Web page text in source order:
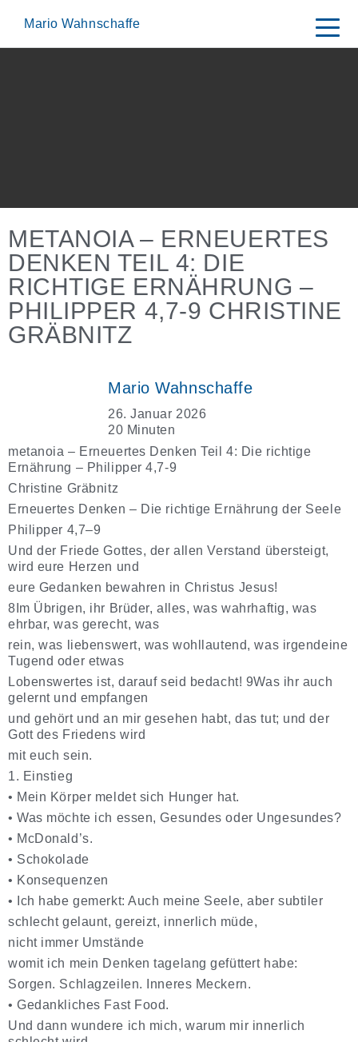
Mario Wahnschaffe
METANOIA – ERNEUERTES
DENKEN TEIL 4: DIE
RICHTIGE ERNÄHRUNG –
PHILIPPER 4,7-9 CHRISTINE
GRÄBNITZ
Mario Wahnschaffe
26. Januar 2026
20 Minuten
metanoia – Erneuertes Denken Teil 4: Die richtige
Ernährung – Philipper 4,7-9
Christine Gräbnitz
Erneuertes Denken – Die richtige Ernährung der Seele
Philipper 4,7–9
Und der Friede Gottes, der allen Verstand übersteigt,
wird eure Herzen und
eure Gedanken bewahren in Christus Jesus!
8Im Übrigen, ihr Brüder, alles, was wahrhaftig, was
ehrbar, was gerecht, was
rein, was liebenswert, was wohllautend, was irgendeine
Tugend oder etwas
Lobenswertes ist, darauf seid bedacht! 9Was ihr auch
gelernt und empfangen
und gehört und an mir gesehen habt, das tut; und der
Gott des Friedens wird
mit euch sein.
1. Einstieg
• Mein Körper meldet sich Hunger hat.
• Was möchte ich essen, Gesundes oder Ungesundes?
• McDonald’s.
• Schokolade
• Konsequenzen
• Ich habe gemerkt: Auch meine Seele, aber subtiler
schlecht gelaunt, gereizt, innerlich müde,
nicht immer Umstände
womit ich mein Denken tagelang gefüttert habe:
Sorgen. Schlagzeilen. Inneres Meckern.
• Gedankliches Fast Food.
Und dann wundere ich mich, warum mir innerlich